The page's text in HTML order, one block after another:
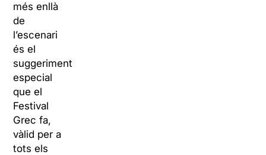
més enllà
de
l’escenari
és el
suggeriment
especial
que el
Festival
Grec fa,
vàlid per a
tots els